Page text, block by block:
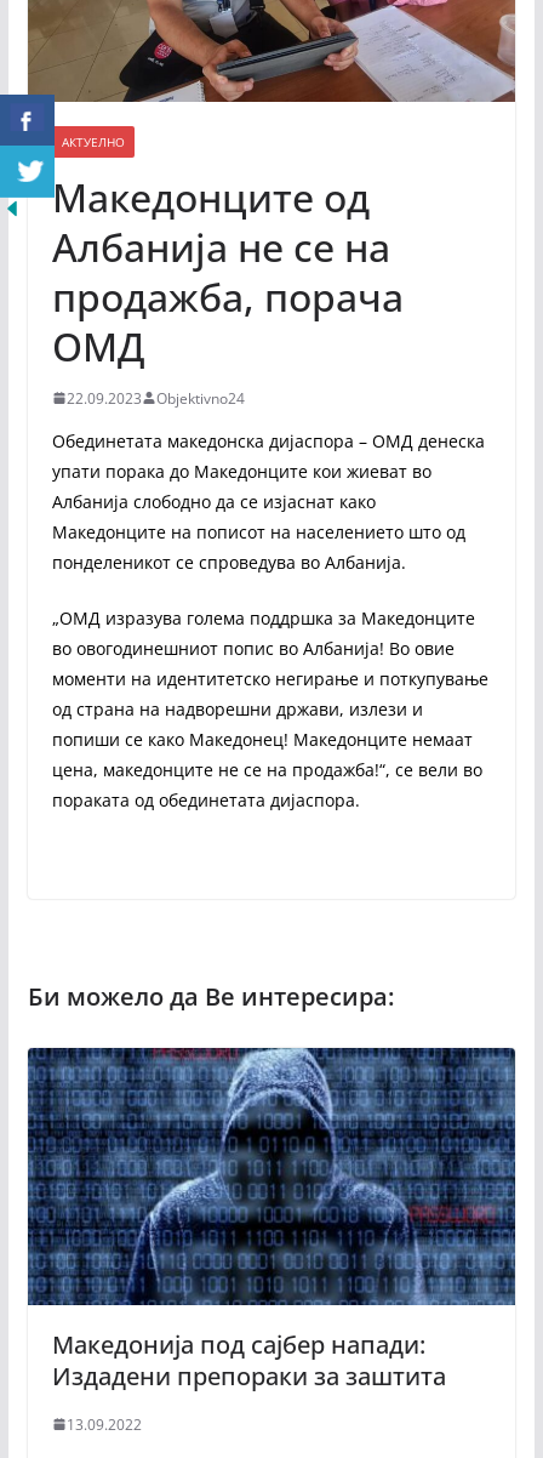
АКТУЕЛНО
Македонците од
Албанија не се на
продажба, порача
ОМД
22.09.2023 Objektivno24
Обединетата македонска дијаспора – ОМД денеска
упати порака до Македонците кои жиеват во
Албанија слободно да се изјаснат како
Македонците на пописот на населението што од
понделеникот се спроведува во Албанија.
„ОМД изразува голема поддршка за Македонците
во овогодинешниот попис во Албанија! Во овие
моменти на идентитетско негирање и поткупување
од страна на надворешни држави, излези и
попиши се како Македонец! Македонците немаат
цена, македонците не се на продажба!“, се вели во
пораката од обединетата дијаспора.
Македонија под сајбер напади:
Издадени препораки за заштита
13.09.2022